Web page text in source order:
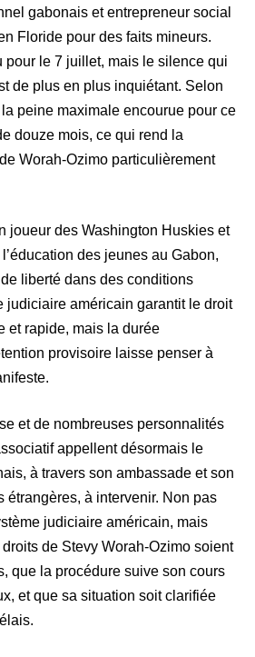
gabonais et entrepreneur social
Floride pour des faits mineurs.
pour le 7 juillet, mais le silence qui
de plus en plus inquiétant. Selon
peine maximale encourue pour ce
douze mois, ce qui rend la
Worah-Ozimo particulièrement
joueur des Washington Huskies et
des jeunes au Gabon,
liberté dans des conditions
judiciaire américain garantit le droit
et rapide, mais la durée
provisoire laisse penser à
et de nombreuses personnalités
appellent désormais le
à travers son ambassade et son
étrangères, à intervenir. Non pas
judiciaire américain, mais
de Stevy Worah-Ozimo soient
que la procédure suive son cours
et que sa situation soit clarifiée